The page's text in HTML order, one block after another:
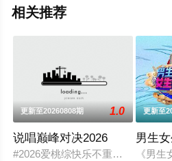
相关推荐
更新至20260808期 1.0
说唱巅峰对决2026
#2026爱桃综快乐不重样# #说唱
更新至
男生
《男